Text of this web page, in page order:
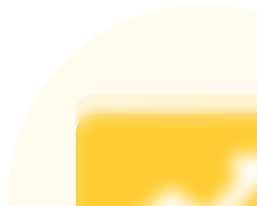
Share 500000 CASHCAT prize pool
Exclusive for BitMart Users